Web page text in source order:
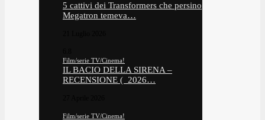
5 cattivi dei Transformers che persino
Megatron temeva…
Film/serie TV/Cinema!
IL BACIO DELLA SIRENA –
RECENSIONE ( 2026…
Film/serie TV/Cinema!